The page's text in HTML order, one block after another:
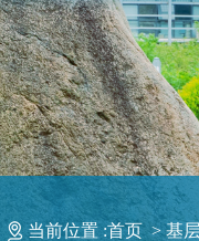
当前位置 :首页 > 基